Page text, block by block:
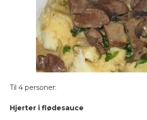
Til 4 personer:
Hjerter i flødesauce